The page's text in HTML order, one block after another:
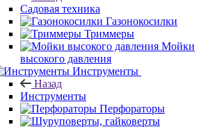
Садовая техника
Газонокосилки
Триммеры
Мойки
высокого давления
Инструменты
Назад
Инструменты
Перфораторы